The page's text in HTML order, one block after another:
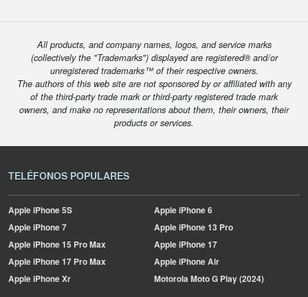
All products, and company names, logos, and service marks
(collectively the "Trademarks") displayed are registered® and/or
unregistered trademarks™ of their respective owners.
The authors of this web site are not sponsored by or affiliated with any
of the third-party trade mark or third-party registered trade mark
owners, and make no representations about them, their owners, their
products or services.
TELÉFONOS POPULARES
AppleiPhone 5S AppleiPhone 6
AppleiPhone 7 AppleiPhone 13 Pro
AppleiPhone 15 Pro Max AppleiPhone 17
AppleiPhone 17 Pro Max AppleiPhone Air
AppleiPhone Xr MotorolaMoto G Play (2024)